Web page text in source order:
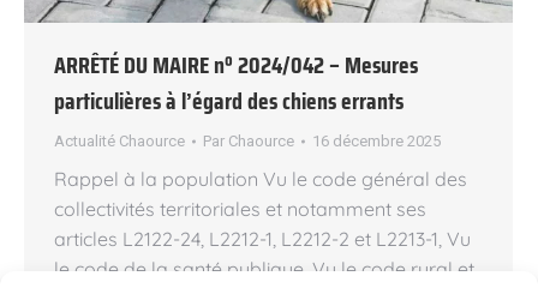
ARRÊTÉ DU MAIRE nº 2024/042 – Mesures
particulières à l’égard des chiens errants
Actualité Chaource Par Chaource 16 décembre 2025
Rappel à la population Vu le code général des
collectivités territoriales et notamment ses
articles L2122-24, L2212-1, L2212-2 et L2213-1, Vu
le code de la santé publique, Vu le code rural et